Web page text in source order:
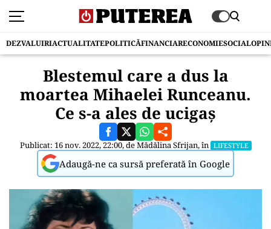
DEZVALUIRIACTUALITATEPOLITICĂFINANCIARECONOMIESOCIAL
Blestemul care a dus la
moartea Mihaelei Runceanu.
Ce s-a ales de ucigaș
Publicat: 16 nov. 2022, 22:00, deMădălina Sfrijan, în LIFESTYLE
Adaugă-ne ca sursă preferată în Google